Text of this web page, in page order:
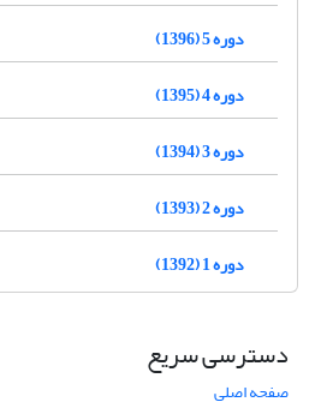
دوره 5 (1396)
دوره 4 (1395)
دوره 3 (1394)
دوره 2 (1393)
دوره 1 (1392)
دسترسی سریع
صفحه اصلی